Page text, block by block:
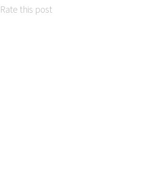
Rate this post